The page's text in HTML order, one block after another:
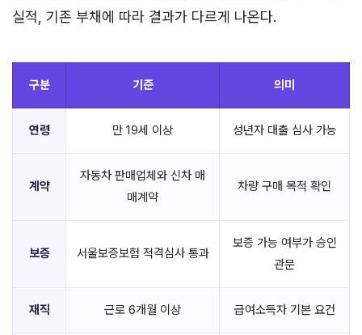
실적, 기존 부채에 따라 결과가 다르게 나온다.
구분 기준 의미
연령 만 19세 이상 성년자 대출 심사 가능
계약
자동차 판매업체와 신차 매
매계약
차량 구매 목적 확인
보증 서울보증보험 적격심사 통과
보증 가능 여부가 승인
관문
재직 근로 6개월 이상 급여소득자 기본 요건